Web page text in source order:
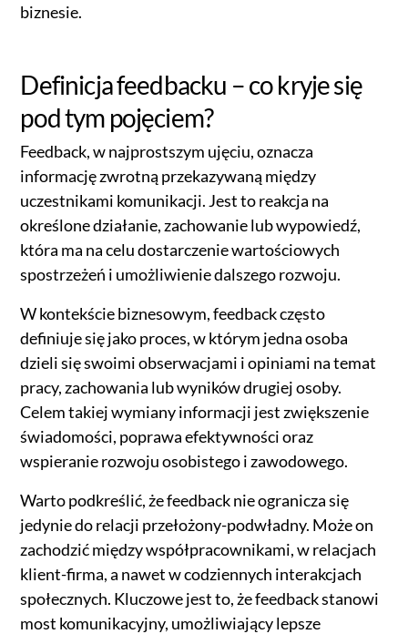
biznesie.
Definicja feedbacku – co kryje się
pod tym pojęciem?
Feedback, w najprostszym ujęciu, oznacza
informację zwrotną przekazywaną między
uczestnikami komunikacji. Jest to reakcja na
określone działanie, zachowanie lub wypowiedź,
która ma na celu dostarczenie wartościowych
spostrzeżeń i umożliwienie dalszego rozwoju.
W kontekście biznesowym, feedback często
definiuje się jako proces, w którym jedna osoba
dzieli się swoimi obserwacjami i opiniami na temat
pracy, zachowania lub wyników drugiej osoby.
Celem takiej wymiany informacji jest zwiększenie
świadomości, poprawa efektywności oraz
wspieranie rozwoju osobistego i zawodowego.
Warto podkreślić, że feedback nie ogranicza się
jedynie do relacji przełożony-podwładny. Może on
zachodzić między współpracownikami, w relacjach
klient-firma, a nawet w codziennych interakcjach
społecznych. Kluczowe jest to, że feedback stanowi
most komunikacyjny, umożliwiający lepsze